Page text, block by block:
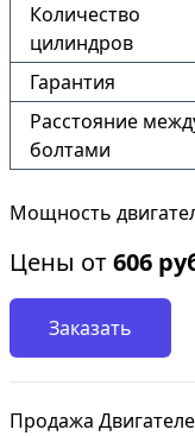
Количество
цилиндров
Гарантия
Расстояние
болтами
Мощность
Цены от606
Заказать
Продажа